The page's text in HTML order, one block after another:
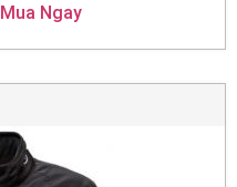
Mua Ngay